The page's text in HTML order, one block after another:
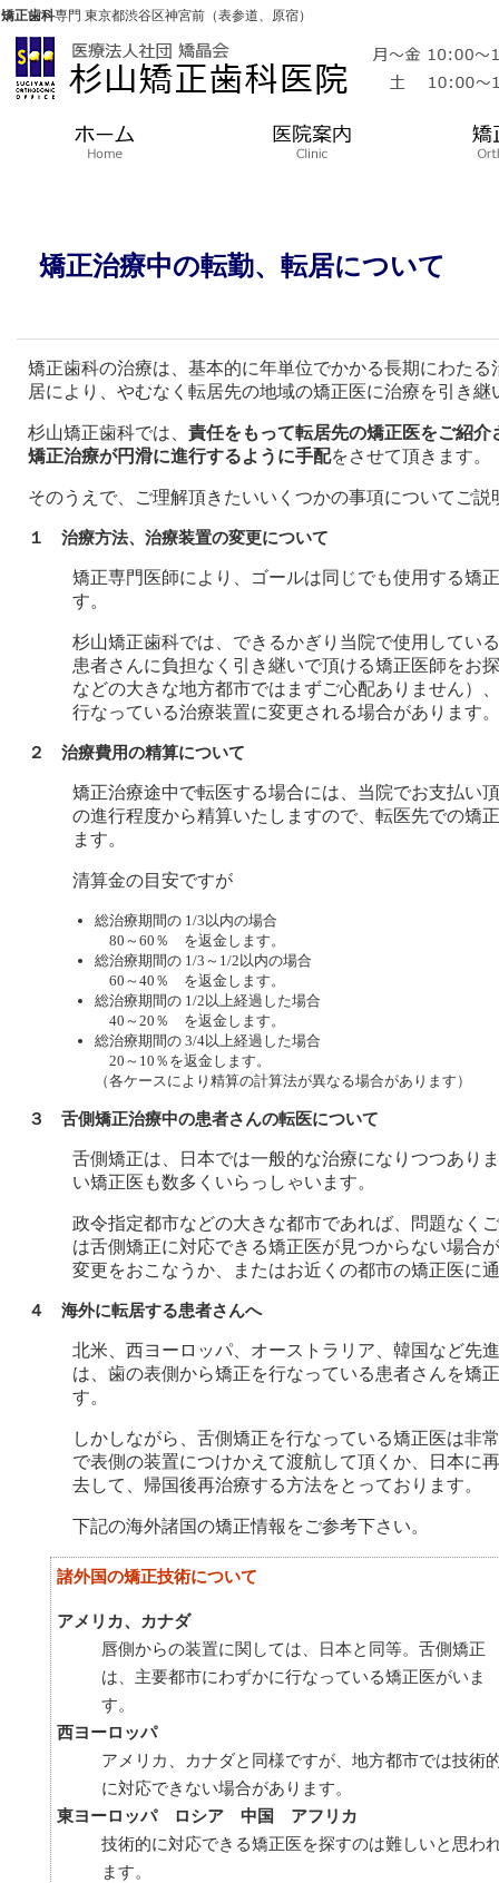
矯正歯科専門 東京都渋谷区神宮前（表参道、原宿）
矯正治療中の転勤、転居について
矯正歯科の治療は、基本的に年単位でかかる長期にわた
居により、やむなく転居先の地域の矯正医に治療を引き
杉山矯正歯科では、 責任をもって転居先の矯正医をご紹
矯正治療が円滑に進行するように手配をさせて頂きます。
そのうえで、ご理解頂きたいいくつかの事項についてご説
１ 治療方法、治療装置の変更について
矯正専門医師により、ゴールは同じでも使用する矯
す。
杉山矯正歯科では、できるかぎり当院で使用してい
患者さんに負担なく引き継いで頂ける矯正医師をお
などの大きな地方都市ではまずご心配ありません）
行なっている治療装置に変更される場合があります。
２ 治療費用の精算について
矯正治療途中で転医する場合には、当院でお支払い
の進行程度から精算いたしますので、転医先での矯
ます。
清算金の目安ですが
総治療期間の 1/3以内の場合
80～60％ を返金します。
総治療期間の 1/3～1/2以内の場合
60～40％ を返金します。
総治療期間の 1/2以上経過した場合
40～20％ を返金します。
総治療期間の 3/4以上経過した場合
20～10％を返金します。
（各ケースにより精算の計算法が異なる場合があります）
３ 舌側矯正治療中の患者さんの転医について
舌側矯正は、日本では一般的な治療になりつつあり
い矯正医も数多くいらっしゃいます。
政令指定都市などの大きな都市であれば、問題なく
は舌側矯正に対応できる矯正医が見つからない場合
変更をおこなうか、またはお近くの都市の矯正医に
４ 海外に転居する患者さんへ
北米、西ヨーロッパ、オーストラリア、韓国など先
は、歯の表側から矯正を行なっている患者さんを矯
す。
しかしながら、舌側矯正を行なっている矯正医は非
で表側の装置につけかえて渡航して頂くか、日本に
去して、帰国後再治療する方法をとっております。
下記の海外諸国の矯正情報をご参考下さい。
諸外国の矯正技術について
アメリカ、カナダ
唇側からの装置に関しては、日本と同等。舌側矯正
は、主要都市にわずかに行なっている矯正医がいま
す。
西ヨーロッパ
アメリカ、カナダと同様ですが、地方都市では技術
に対応できない場合があります。
東ヨーロッパ ロシア 中国 アフリカ
技術的に対応できる矯正医を探すのは難しいと思わ
ます。